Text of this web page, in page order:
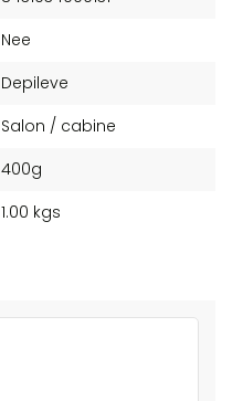
Nee
Depileve
Salon / cabine
400g
1.00 kgs